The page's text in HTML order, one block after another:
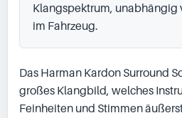
Klangspektrum, unabhängig
im Fahrzeug.
Das Harman Kardon Surround
großes Klangbild, welches
Feinheiten und Stimmen